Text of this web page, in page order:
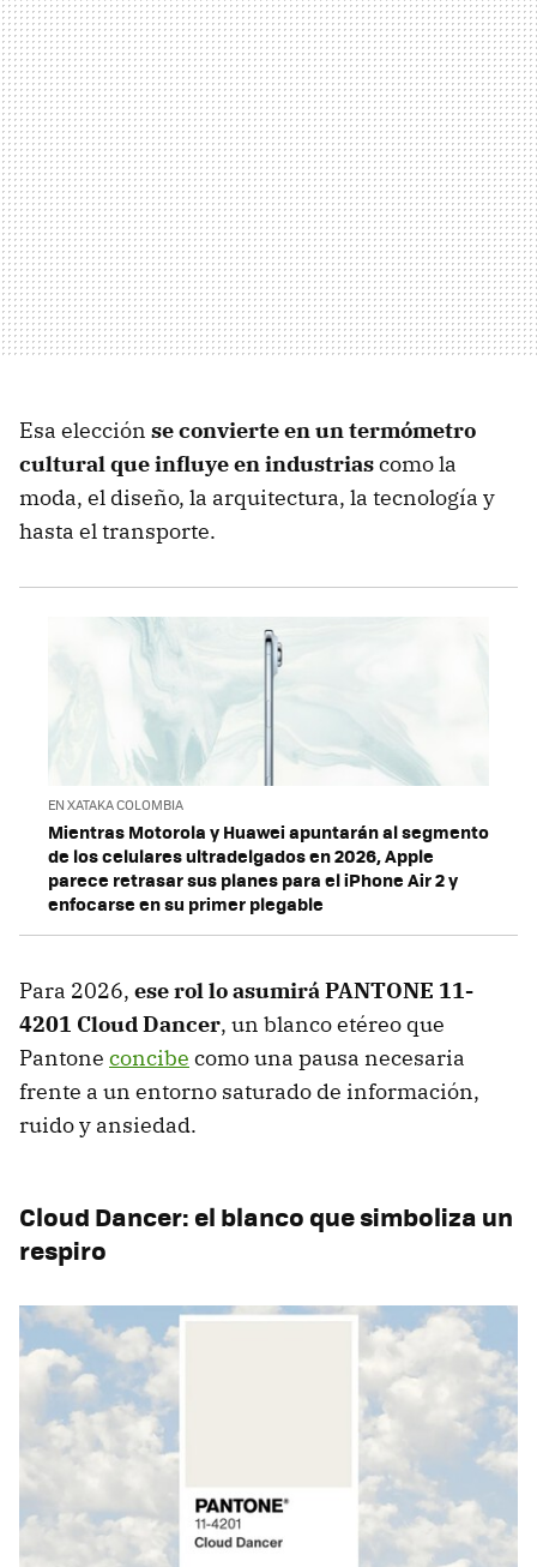
Esa elección se convierte en un termómetro
cultural que influye en industriascomo la
moda, el diseño, la arquitectura, la tecnología y
hasta el transporte.
EN XATAKA COLOMBIA
Mientras Motorola y Huawei apuntarán al segmento
de los celulares ultradelgados en 2026, Apple
parece retrasar sus planes para el iPhone Air 2 y
enfocarse en su primer plegable
Para 2026, ese rol lo asumiráPANTONE 11-
4201 Cloud Dancer, un blanco etéreo que
Pantone concibe como una pausa necesaria
frente a un entorno saturado de información,
ruido y ansiedad.
Cloud Dancer: el blanco que simboliza un
respiro